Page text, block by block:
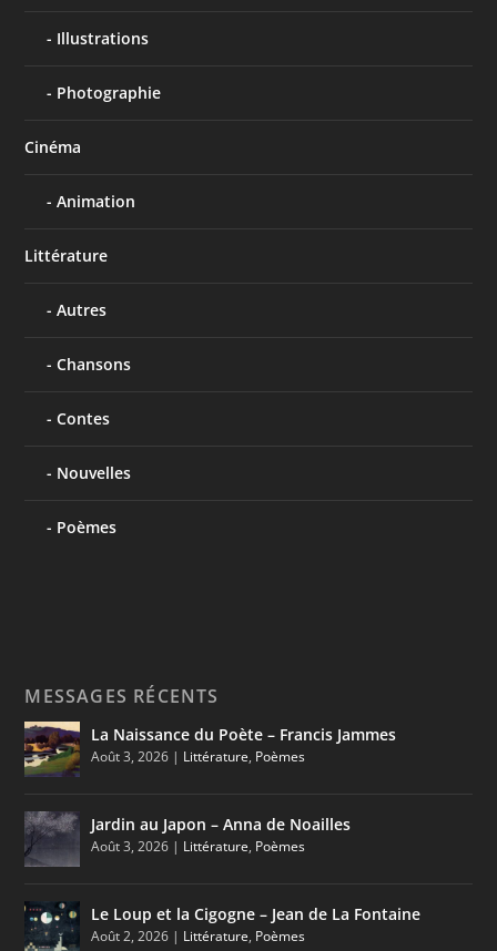
Illustrations
Photographie
Cinéma
Animation
Littérature
Autres
Chansons
Contes
Nouvelles
Poèmes
MESSAGES RÉCENTS
La Naissance du Poète – Francis Jammes
Août 3, 2026 | Littérature, Poèmes
Jardin au Japon – Anna de Noailles
Août 3, 2026 | Littérature, Poèmes
Le Loup et la Cigogne – Jean de La Fontaine
Août 2, 2026 | Littérature, Poèmes